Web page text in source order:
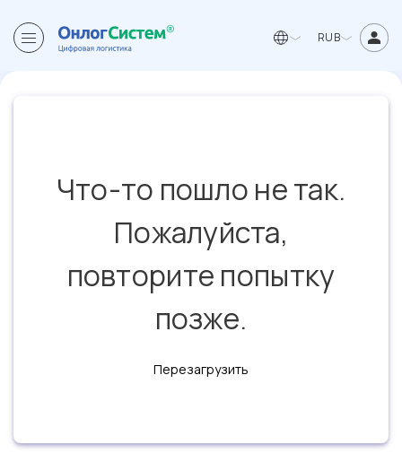
RUB
Что-то пошло не так.
Пожалуйста,
повторите попытку
позже.
Перезагрузить